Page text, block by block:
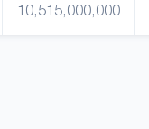
10,515,000,000